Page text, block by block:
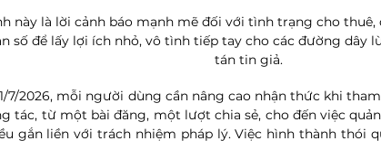
này là lời cảnh báo mạnh mẽ đối với tình trạng cho
số để lấy lợi ích nhỏ, vô tình tiếp tay cho các đường dây
tán tin giả.
7/2026, mỗi người dùng cần nâng cao nhận thức khi
tác, từ một bài đăng, một lượt chia sẻ, cho đến việc
gắn liền với trách nhiệm pháp lý. Việc hình thành thói